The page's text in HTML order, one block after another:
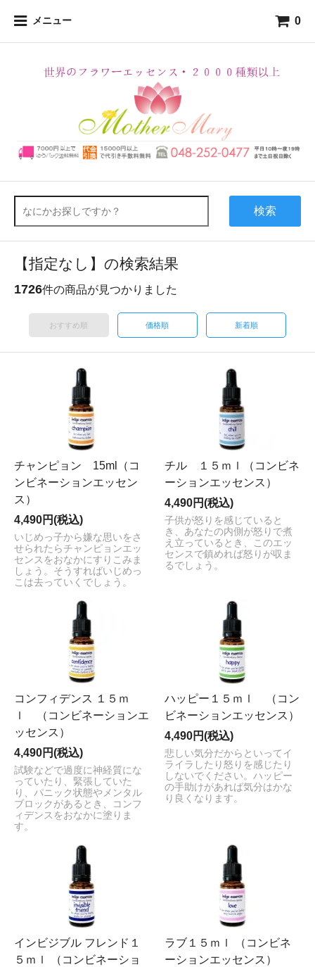
メニュー 0
検索
【指定なし】の検索結果
1726件の商品が見つかりました
おすすめ順 価格順 新着順
チャンピョン 15ml（コ
ンビネーションエッセン
ス）
4,490円(税込)
いじめっ子から嫌な思いをさ
せられたらチャンピョンエッ
センスをおなかにすりこみま
しょう。そうすればいじめっ
こは去っていくでしょう。
チル １５ｍｌ（コンビネ
ーションエッセンス）
4,490円(税込)
子供が怒りを感じていると
き、あなたの内側が怒りで煮
え立っているとき、このエッ
センスで鎮めれば怒りが収ま
るでしょう。
コンフィデンス １５ｍ
ｌ （コンビネーションエ
ッセンス）
4,490円(税込)
試験などで過度に神経質にな
っていたり、緊張していた
り、パニック状態やメンタル
ブロックがあるとき、コンフ
ィデンスをおなかに塗りま
す。
ハッピー１５ｍｌ （コン
ビネーションエッセンス）
4,490円(税込)
悲しい気分だからといってイ
ライラしたり怒りを感じたり
しないでください。ハッピー
の手助けがあれば気分はかな
り良くなります。
インビジブル フレンド１
５ｍｌ （コンビネーショ
ラブ１５ｍｌ （コンビネ
ーションエッセンス）